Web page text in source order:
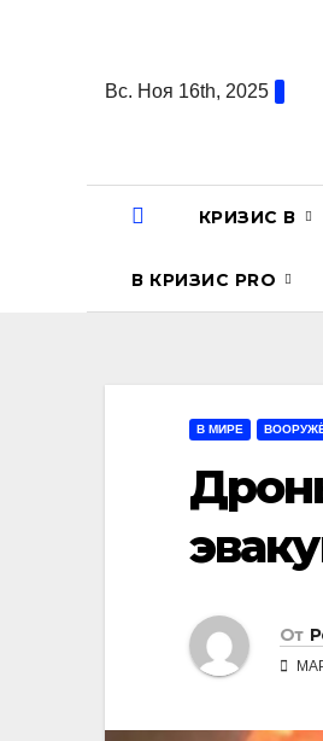
содержаниюВс. Ноя 16th, 2025
КРИЗИС В
В КРИЗИС PRO
В МИРЕ
От